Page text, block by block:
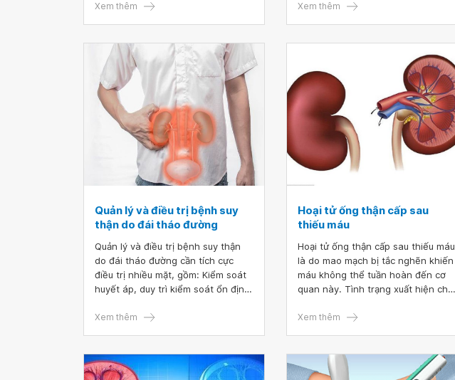
cháu là 22kg, sau 3 ngày điều trị
cháu bây giờ cũng bớt phù nhưng
gia đình vẫn không yên tâm. Bác sĩ
cho em hỏi, bệnh hội chứng thận
hư ở trẻ có nguy hiểm không?
Xem thêm
trên thế giới đang phải mang căn
Xem thêm
Quản lý và điều trị bệnh suy
thận do đái tháo đường
Quản lý và điều trị bệnh suy thận
do đái tháo đường cần tích cực
điều trị nhiều mặt, gồm: Kiểm soát
huyết áp, duy trì kiểm soát ổn định
thời điều trị các bệnh lý đi kèm làm
Xem thêm
Hoại tử ống thận cấp sau
thiếu máu
Hoại tử ống thận cấp sau thiếu máu
là do mao mạch bị tắc nghẽn khiến
máu không thể tuần hoàn đến cơ
quan này. Tình trạng xuất hiện chủ
áp thấp, mất nước và nhiễm khuẩn
hiện và điều trị kịp thời.
Xem thêm